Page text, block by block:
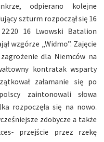
odpierano kolejne
szturm rozpoczął się 16
16 Lwowski Batalion
wzgórze „Widmo”. Zajęcie
dla Niemców na
kontratak wsparty
załamanie się po
zaintonowali słowa
rozpoczęła się na nowo.
zdobycze a także
przejście przez rzekę